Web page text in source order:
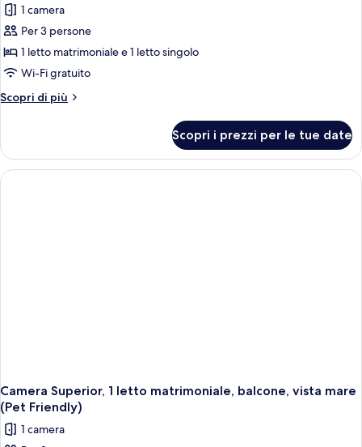
1 camera
Per 3 persone
1 letto matrimoniale e 1 letto singolo
Wi-Fi gratuito
Scopri di più
Altri
Standard,
letti
multipli,
Scopri i prezzi per le tue date
Camera Superior, 1 letto matrimoniale, balcone, vista mare
(Pet Friendly)
1 camera